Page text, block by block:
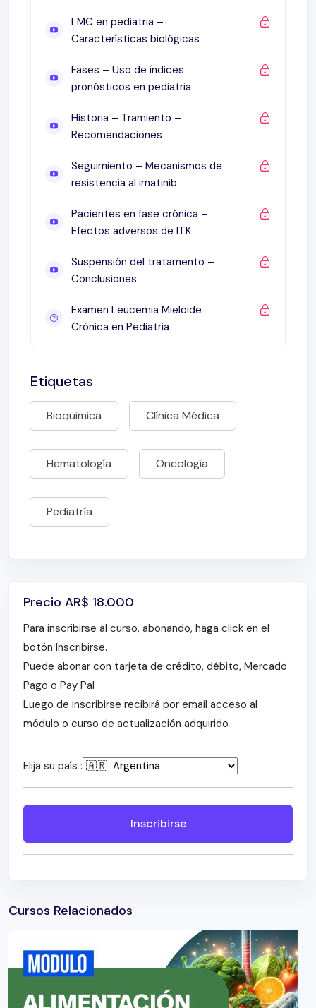
LMC en pediatria –
Características biológicas
Fases – Uso de índices
pronósticos en pediatria
Historia – Tramiento –
Recomendaciones
Seguimiento – Mecanismos de
resistencia al imatinib
Pacientes en fase crónica –
Efectos adversos de ITK
Suspensión del tratamento –
Conclusiones
Examen Leucemia Mieloide
Crónica en Pediatria
Etiquetas
Bioquimica Clínica Médica
Hematología Oncología
Pediatría
Precio AR$ 18.000
Para inscribirse al curso, abonando, haga click en el
botón Inscribirse.
Puede abonar con tarjeta de crédito, débito, Mercado
Pago o Pay Pal
Luego de inscribirse recibirá por email acceso al
módulo o curso de actualización adquirido
Elija su país :
Inscribirse
Cursos Relacionados